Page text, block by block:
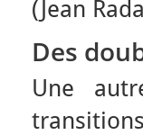
(Jean
Des
Une